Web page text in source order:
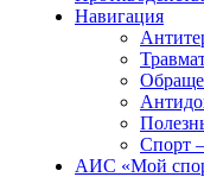
Навигация
Спорт
АИС «Мой